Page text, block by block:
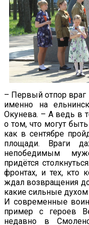
– Первый отпор
именно на
Окунева. – А ведь в
о том, что могут
как в сентябре
площади. Враги
непобедимым
придётся
фронтах, и тех, кто
ждал возвращения
какие сильные
И современные
пример с героев
недавно в